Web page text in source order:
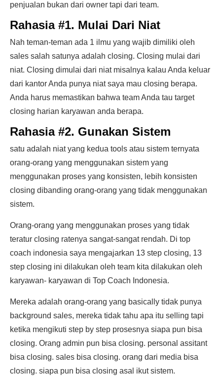
penjualan bukan dari owner tapi dari team.
Rahasia #1. Mulai Dari Niat
Nah teman-teman ada 1 ilmu yang wajib dimiliki oleh
sales salah satunya adalah closing. Closing mulai dari
niat. Closing dimulai dari niat misalnya kalau Anda keluar
dari kantor Anda punya niat saya mau closing berapa.
Anda harus memastikan bahwa team Anda tau target
closing harian karyawan anda berapa.
Rahasia #2. Gunakan Sistem
satu adalah niat yang kedua tools atau sistem ternyata
orang-orang yang menggunakan sistem yang
menggunakan proses yang konsisten, lebih konsisten
closing dibanding orang-orang yang tidak menggunakan
sistem.
Orang-orang yang menggunakan proses yang tidak
teratur closing ratenya sangat-sangat rendah. Di top
coach indonesia saya mengajarkan 13 step closing, 13
step closing ini dilakukan oleh team kita dilakukan oleh
karyawan- karyawan di Top Coach Indonesia.
Mereka adalah orang-orang yang basically tidak punya
background sales, mereka tidak tahu apa itu selling tapi
ketika mengikuti step by step prosesnya siapa pun bisa
closing. Orang admin pun bisa closing. personal assitant
bisa closing. sales bisa closing. orang dari media bisa
closing. siapa pun bisa closing asal ikut sistem.